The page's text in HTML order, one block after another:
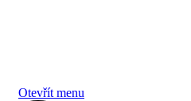
Otevřít menu